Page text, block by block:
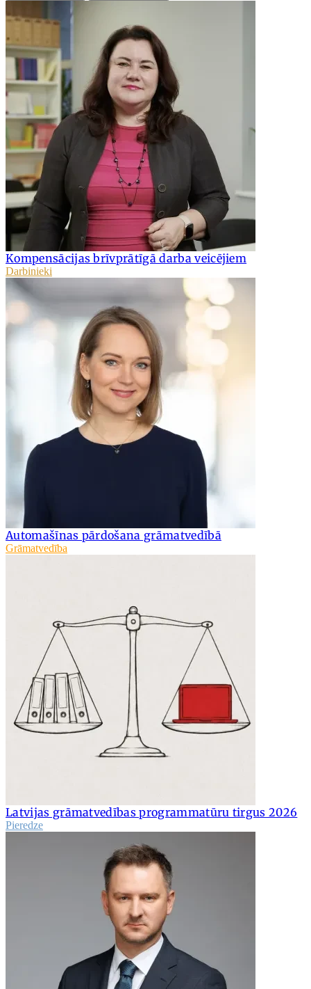
Kompensācijas brīvprātīgā darba veicējiem
Darbinieki
Automašīnas pārdošana grāmatvedībā
Grāmatvedība
Latvijas grāmatvedības programmatūru tirgus 2026
Pieredze